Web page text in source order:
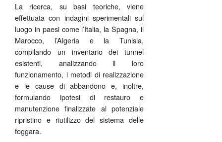
La ricerca, su basi teoriche, viene
effettuata con indagini sperimentali sul
luogo in paesi come l’Italia, la Spagna, il
Marocco, l’Algeria e la Tunisia,
compilando un inventario dei tunnel
esistenti, analizzando il loro
funzionamento, i metodi di realizzazione
e le cause di abbandono e, inoltre,
formulando ipotesi di restauro e
manutenzione finalizzate al potenziale
ripristino e riutilizzo del sistema delle
foggara.